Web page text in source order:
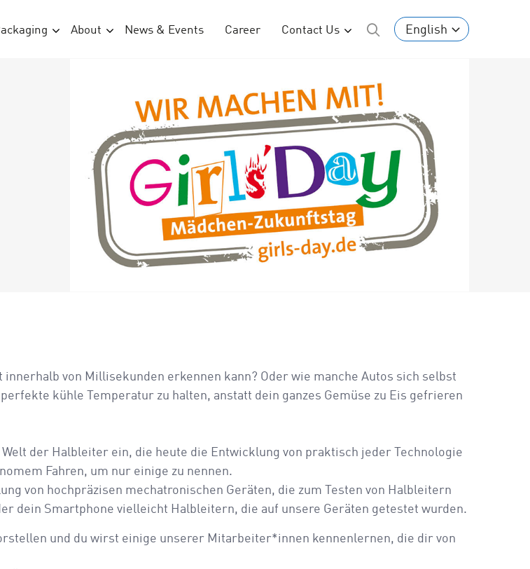
About News & Events Career Contact Us English
von Millisekunden erkennen kann? Oder wie manche Autos sich selbst
kühle Temperatur zu halten, anstatt dein ganzes Gemüse zu Eis gefrieren
der Halbleiter ein, die heute die Entwicklung von praktisch jeder Technologie
Fahren, um nur einige zu nennen.
von hochpräzisen mechatronischen Geräten, die zum Testen von Halbleitern
dein Smartphone vielleicht Halbleitern, die auf unsere Geräten getestet wurden.
und du wirst einige unserer Mitarbeiter*innen kennenlernen, die dir von